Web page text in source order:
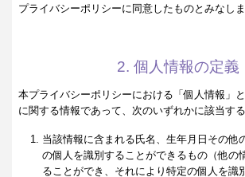
プライバシーポリシーに同意したものとみなしま
2. 個人情報の定義
本プライバシーポリシーにおける「個人情報」
に関する情報であって、次のいずれかに該当す
当該情報に含まれる氏名、生年月日その他
の個人を識別することができるもの（他の
ることができ、それにより特定の個人を識